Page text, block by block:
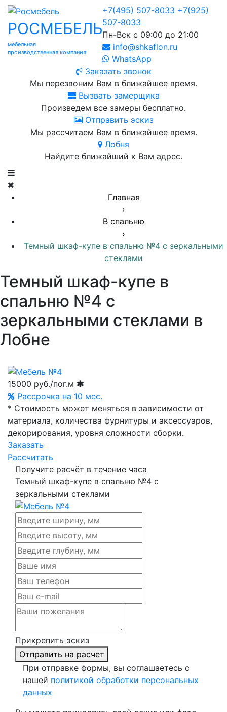
РОСМЕБЕЛЬ
мебельная
производственная компания
+7(495) 507-8033 +7(925)
507-8033
Пн-Вск с 09:00 до 21:00
info@shkaflon.ru
WhatsApp
Заказать звонок
Мы перезвоним Вам в ближайшее время.
Вызвать замерщика
Произведем все замеры бесплатно.
Отправить эскиз
Мы рассчитаем Вам в ближайшее время.
Лобня
Найдите ближайший к Вам адрес.
Главная
›
В спальню
›
Темный шкаф-купе в спальню №4 с зеркальными
стеклами
Темный шкаф-купе в
спальню №4 с
зеркальными стеклами в
Лобне
15000 руб./пог.м
Рассрочка на 10 мес.
* Стоимость может меняться в зависимости от
материала, количества фурнитуры и аксессуаров,
декорирования, уровня сложности сборки.
Заказать
Рассчитать
Получите расчёт в течение часа
Темный шкаф-купе в спальню №4 с
зеркальными стеклами
Прикрепить эскиз
Отправить на расчет
При отправке формы, вы соглашаетесь с
нашей политикой обработки персональных
данных